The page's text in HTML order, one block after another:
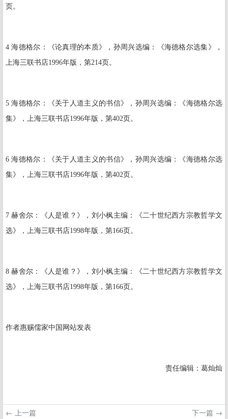
页。
4海德格尔：《论真理的本质》，孙周兴选编：《海德格尔选集》，
上海三联书店1996年版，第214页。
5海德格尔：《关于人道主义的书信》，孙周兴选编：《海德格尔选
集》，上海三联书店1996年版，第402页。
6海德格尔：《关于人道主义的书信》，孙周兴选编：《海德格尔选
集》，上海三联书店1996年版，第402页。
7赫舍尔：《人是谁？》，刘小枫主编：《二十世纪西方宗教哲学文
选》，上海三联书店1998年版，第166页。
8赫舍尔：《人是谁？》，刘小枫主编：《二十世纪西方宗教哲学文
选》，上海三联书店1998年版，第166页。
作者惠赐儒家中国网站发表
责任编辑：葛灿灿
← 上一篇 下一篇 →